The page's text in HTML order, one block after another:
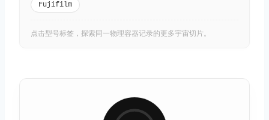
Fujifilm
点击型号标签，探索同一物理容器记录的更多宇宙切片。